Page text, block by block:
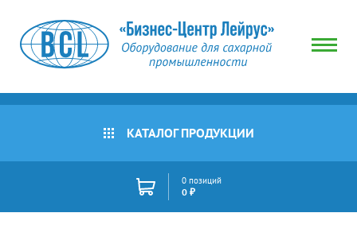
КАТАЛОГ ПРОДУКЦИИ
0 позиций
0 ₽